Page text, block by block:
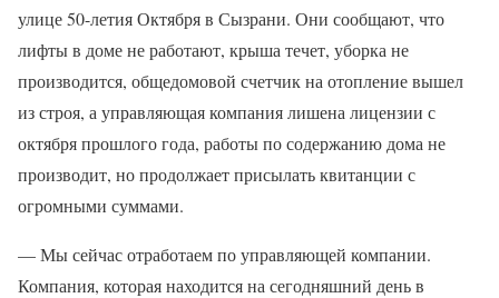
улице 50-летия Октября в Сызрани. Они сообщают, что
лифты в доме не работают, крыша течет, уборка не
производится, общедомовой счетчик на отопление вышел
из строя, а управляющая компания лишена лицензии с
октября прошлого года, работы по содержанию дома не
производит, но продолжает присылать квитанции с
огромными суммами.
— Мы сейчас отработаем по управляющей компании.
Компания, которая находится на сегодняшний день в